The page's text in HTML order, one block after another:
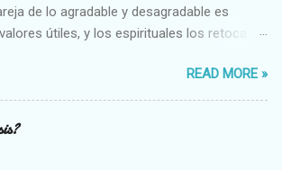
de lo agradable y desagradable es
útiles, y los espirituales los retoca.
2 VITALES Sano-Enfermo Selecto-
Fuerte-Débil,etc. 3 ESPIRITUALES a)
Error Exacto-Aproximado
b) Morales Bueno-malo Bondadoso-
Escrupuloso-Relajado Leal-Desleal,etc.
READ MORE »